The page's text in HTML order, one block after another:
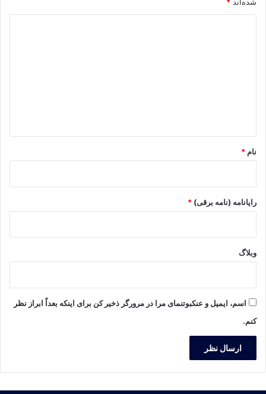
نام *
رایانامه (نامه برقی) *
وبلاگ
اسم، ایمیل و عنکبوتنمای مرا در مرورگر ذخیر کن برای اینکه بعداً ابراز نظر
کنم.